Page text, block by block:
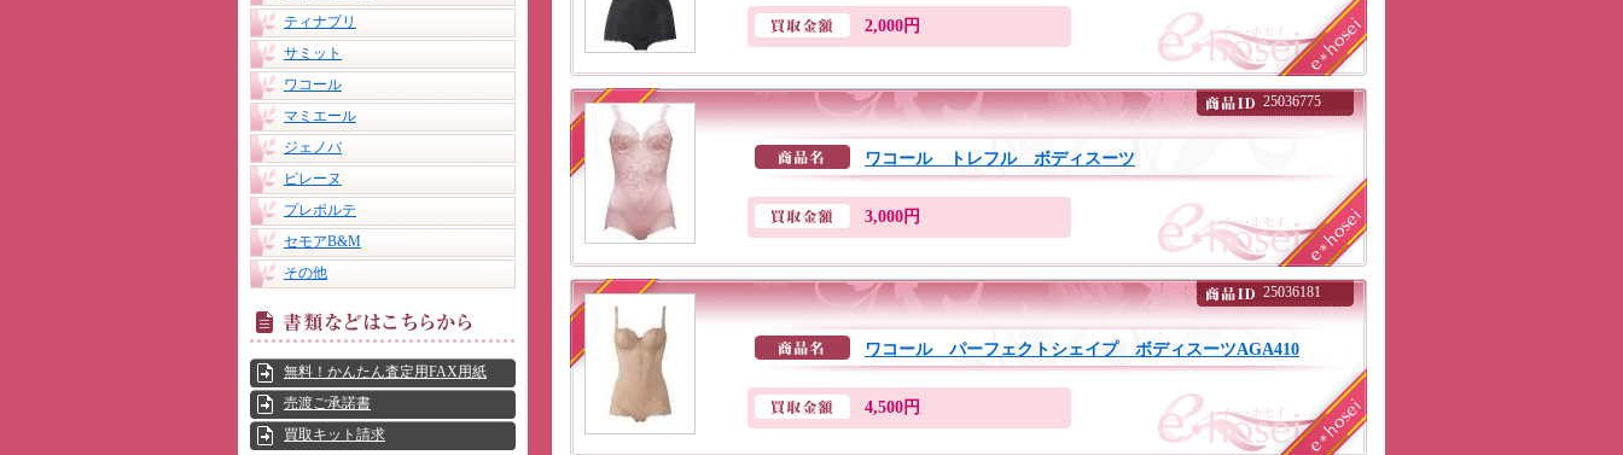
ティナプリ
サミット
ワコール
マミエール
ジェノバ
ピレーヌ
プレポルテ
セモアB&M
その他
無料！かんたん査定用FAX用紙
売渡ご承諾書
買取キット請求
2,000円
25036775
ワコール トレフル ボディスーツ
3,000円
25036181
ワコール パーフェクトシェイプ ボディスーツAGA410
4,500円